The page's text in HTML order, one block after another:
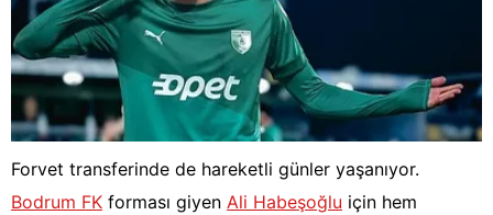
Forvet transferinde de hareketli günler yaşanıyor.
Bodrum FK forması giyen Ali Habeşoğlu için hem